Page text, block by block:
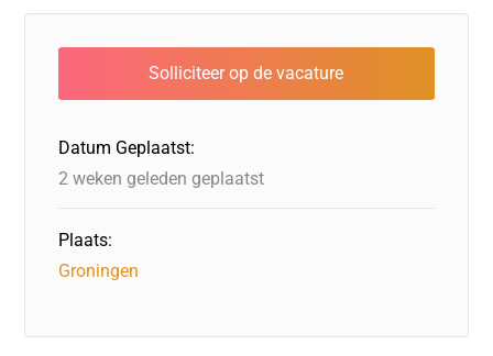
Datum Geplaatst:
2 weken geleden geplaatst
Plaats:
Groningen